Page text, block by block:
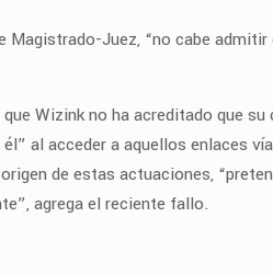
Magistrado-Juez, “no cabe
Wizink no ha acreditado que
al acceder a aquellos enlaces
origen de estas actuaciones,
agrega el reciente fallo.